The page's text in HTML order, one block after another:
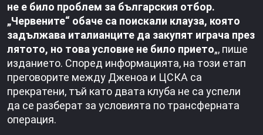
не е било проблем за българския отбор.
„Червените“ обаче са поискали клауза, която
задължава италианците да закупят играча през
лятото, но това условие не било прието„, пише
изданието. Според информацията, на този етап
преговорите между Дженоа и ЦСКА са
прекратени, тъй като двата клуба не са успели
да се разберат за условията по трансферната
операция.